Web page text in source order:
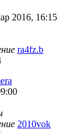
2016, 16:15
ra4fz.b
2010vok